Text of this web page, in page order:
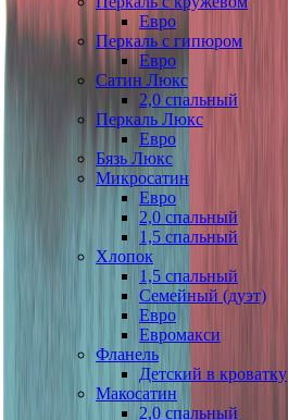
Евро
Перкаль с гипюром
Евро
Сатин Люкс
2,0 спальный
Перкаль Люкс
Евро
Бязь Люкс
Микросатин
Евро
2,0 спальный
1,5 спальный
Хлопок
1,5 спальный
Семейный (дуэт)
Евро
Евромакси
Фланель
Детский в кроватку
Макосатин
2,0 спальный